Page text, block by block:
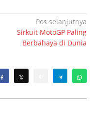
Pos selanjutnya
Sirkuit MotoGP Paling
Berbahaya di Dunia